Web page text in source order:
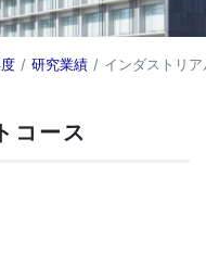
研究業績 インダストリ
コース